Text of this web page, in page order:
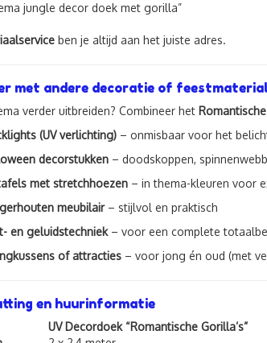
jungle decor doek met gorilla”
ben je altijd aan het juiste adres.
met andere decoratie of
verder uitbreiden? Combineer het
(UV verlichting) – onmisbaar voor het
decorstukken – doodskoppen,
met stretchhoezen – in thema-kleuren voor
meubilair– stijlvol en praktisch
en geluidstechniek– voor een complete
of attracties – voor jong én oud (met
en huurinformatie
UV Decordoek “Romantische Gorilla’s”